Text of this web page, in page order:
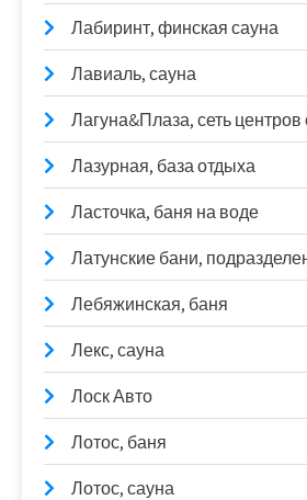
Лабиринт, финская сауна
Лавиаль, сауна
Лагуна&Плаза, сеть
Лазурная, база отдыха
Ласточка, баня на воде
Латунские бани,
Лебяжинская, баня
Лекс, сауна
Лоск Авто
Лотос, баня
Лотос, сауна